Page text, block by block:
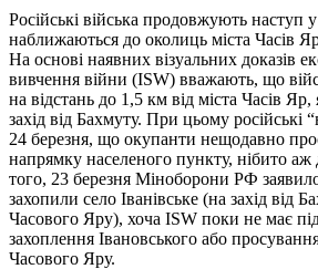
Російські війська продовжують наступ
наближаються до околиць міста Часів
На основі наявних візуальних доказів
вивчення війни (ISW) вважають, що
на відстань до 1,5 км від міста Часів
захід від Бахмуту. При цьому російські
24 березня, що окупанти нещодавно
напрямку населеного пункту, нібито
того, 23 березня Міноборони РФ
захопили село Іванівське (на захід від
Часового Яру), хоча ISW поки не має
захоплення Івановського або
Часового Яру.